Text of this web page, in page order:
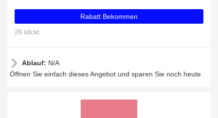
Rabatt Bekommen
26 klickt
Ablauf: N/A
Öffnen Sie einfach dieses Angebot und sparen Sie noch heute